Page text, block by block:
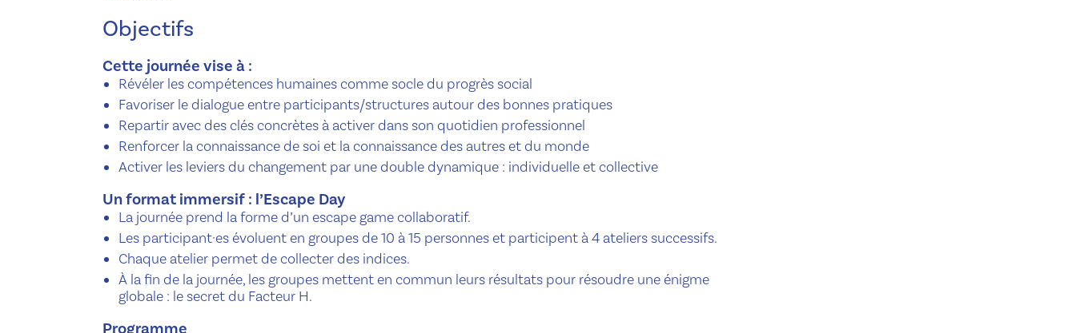
Objectifs
Cette journée vise à :
Révéler les compétences humaines comme socle du progrès social
Favoriser le dialogue entre participants/structures autour des bonnes pratiques
Repartir avec des clés concrètes à activer dans son quotidien professionnel
Renforcer la connaissance de soi et la connaissance des autres et du monde
Activer les leviers du changement par une double dynamique : individuelle et collective
Un format immersif : l’Escape Day
La journée prend la forme d’un escape game collaboratif.
Les participant·es évoluent en groupes de 10 à 15 personnes et participent à 4 ateliers successifs.
Chaque atelier permet de collecter des indices.
À la fin de la journée, les groupes mettent en commun leurs résultats pour résoudre une énigme
globale : le secret du Facteur H.
Programme